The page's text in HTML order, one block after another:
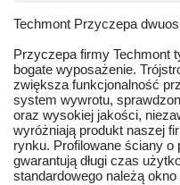
Techmont Przyczepa
Przyczepa firmy Techmont
bogate wyposażenie.
zwiększa funkcjonalność
system wywrotu,
oraz wysokiej jakości,
wyróżniają produkt naszej
rynku. Profilowane ściany o
gwarantują długi czas
standardowego należą